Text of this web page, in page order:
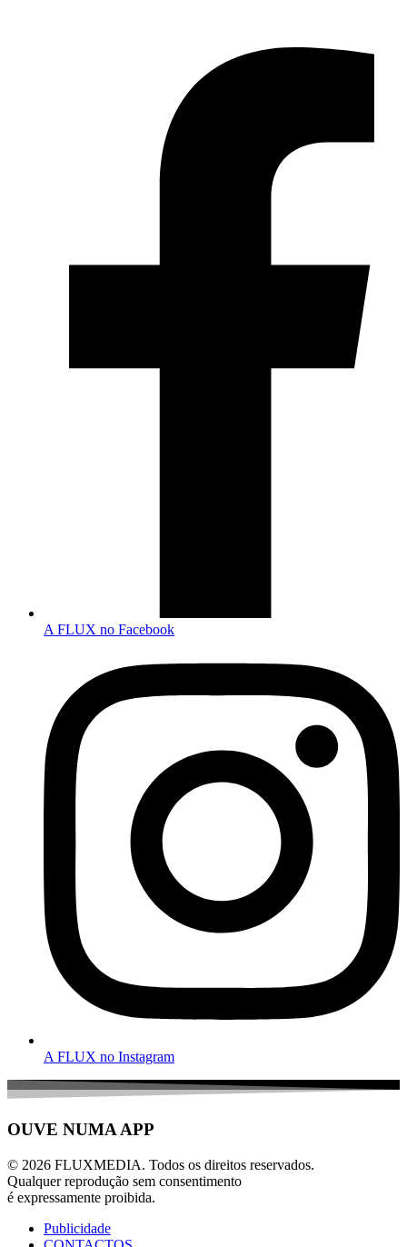
A FLUX no Facebook
A FLUX no Instagram
OUVE NUMA APP
© 2026 FLUXMEDIA. Todos os direitos reservados.
Qualquer reprodução sem consentimento
é expressamente proibida.
Publicidade